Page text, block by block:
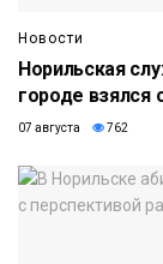
Новости
Норильская
городе взялся
07 августа 762